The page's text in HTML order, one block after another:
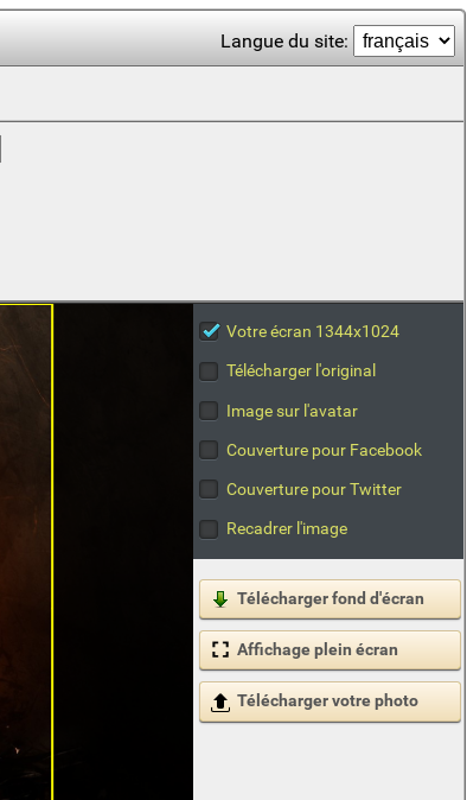
Langue du site:
Votre écran 1344x1024
Télécharger l'original
Image sur l'avatar
Couverture pour Facebook
Couverture pour Twitter
Recadrer l'image
Télécharger fond d'écran
Affichage plein écran
Télécharger votre photo